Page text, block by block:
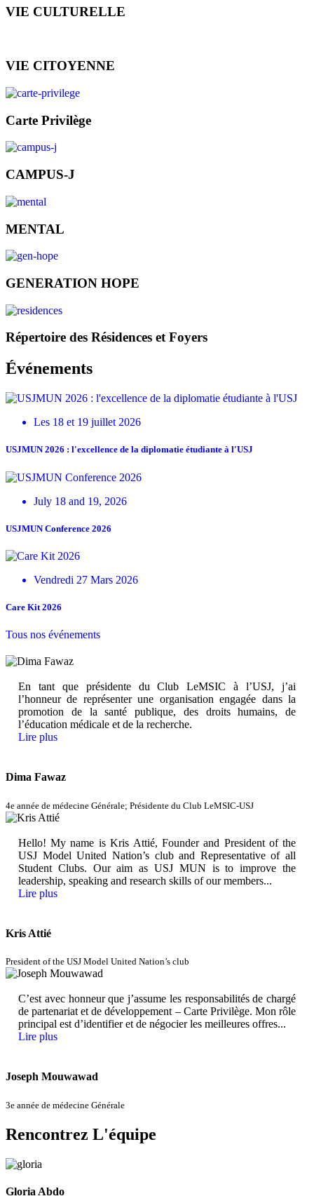
VIE CULTURELLE
VIE CITOYENNE
Carte Privilège
CAMPUS-J
MENTAL
GENERATION HOPE
Répertoire des Résidences et Foyers
Événements
Les 18 et 19 juillet 2026
USJMUN 2026 : l'excellence de la diplomatie étudiante à l'USJ
July 18 and 19, 2026
USJMUN Conference 2026
Vendredi 27 Mars 2026
Care Kit 2026
Tous nos événements
En tant que présidente du Club LeMSIC à l’USJ, j’ai
l’honneur de représenter une organisation engagée dans la
promotion de la santé publique, des droits humains, de
l’éducation médicale et de la recherche.
Lire plus
Dima Fawaz
4e année de médecine Générale; Présidente du Club LeMSIC-USJ
Hello! My name is Kris Attié, Founder and President of the
USJ Model United Nation’s club and Representative of all
Student Clubs. Our aim as USJ MUN is to improve the
leadership, speaking and research skills of our members...
Lire plus
Kris Attié
President of the USJ Model United Nation’s club
C’est avec honneur que j’assume les responsabilités de chargé
de partenariat et de développement – Carte Privilège. Mon rôle
principal est d’identifier et de négocier les meilleures offres...
Lire plus
Joseph Mouwawad
3e année de médecine Générale
Rencontrez L'équipe
Gloria Abdo